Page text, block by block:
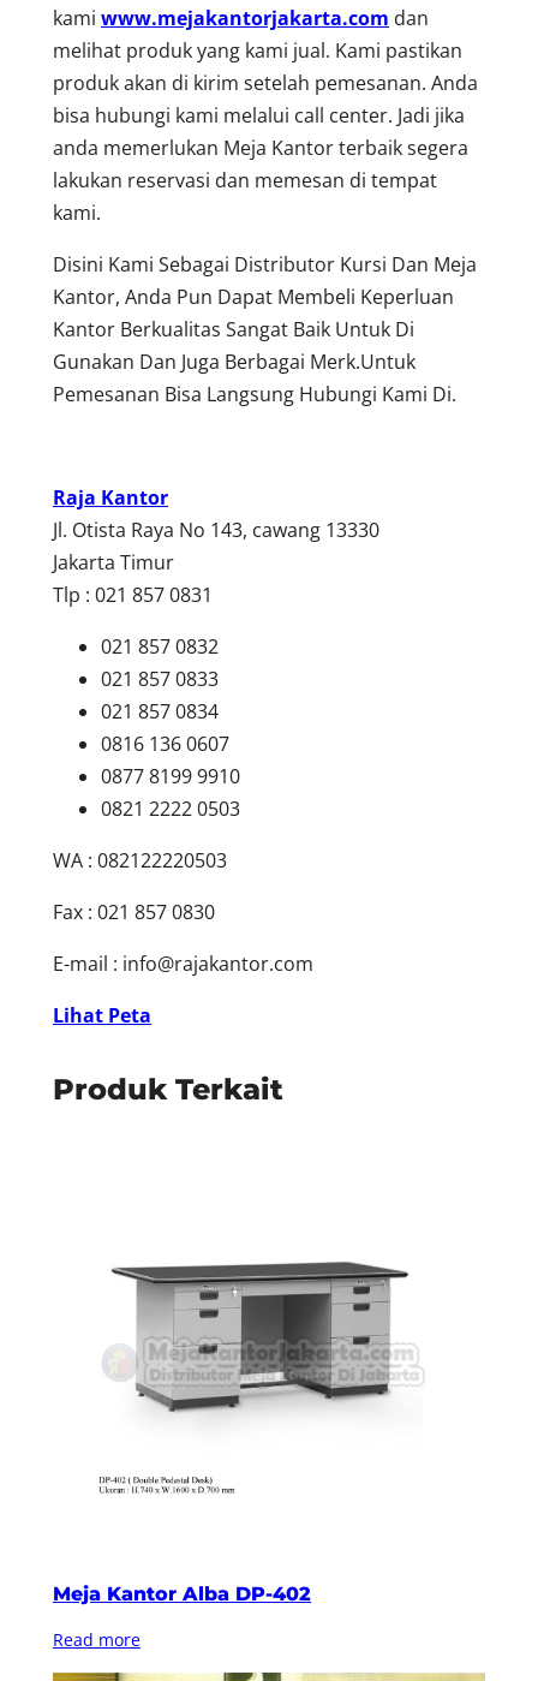
kami www.mejakantorjakarta.com dan
melihat produk yang kami jual. Kami pastikan
produk akan di kirim setelah pemesanan. Anda
bisa hubungi kami melalui call center. Jadi jika
anda memerlukan Meja Kantor terbaik segera
lakukan reservasi dan memesan di tempat
kami.
Disini Kami Sebagai Distributor Kursi Dan Meja
Kantor, Anda Pun Dapat Membeli Keperluan
Kantor Berkualitas Sangat Baik Untuk Di
Gunakan Dan Juga Berbagai Merk.Untuk
Pemesanan Bisa Langsung Hubungi Kami Di.
Raja Kantor
Jl. Otista Raya No 143, cawang 13330
Jakarta Timur
Tlp : 021 857 0831
021 857 0832
021 857 0833
021 857 0834
0816 136 0607
0877 8199 9910
0821 2222 0503
WA : 082122220503
Fax : 021 857 0830
E-mail : info@rajakantor.com
Lihat Peta
Produk Terkait
Meja Kantor Alba DP-402
Read more